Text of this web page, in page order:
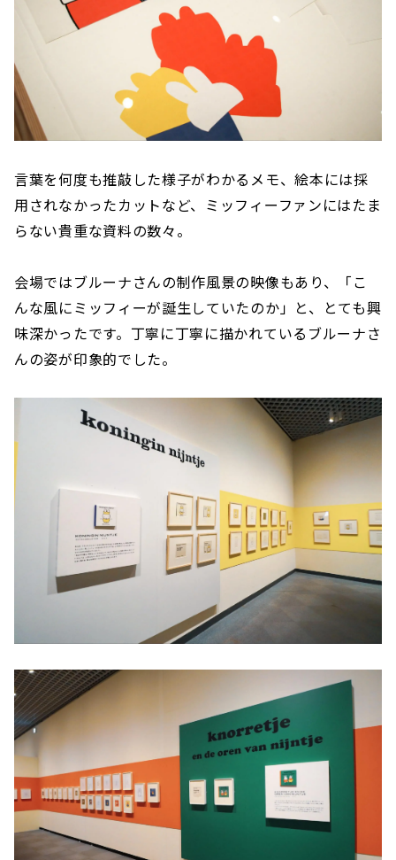
言葉を何度も推敲した様子がわかるメモ、絵本には採
用されなかったカットなど、ミッフィーファンにはたま
らない貴重な資料の数々。
会場ではブルーナさんの制作風景の映像もあり、「こ
んな風にミッフィーが誕生していたのか」と、とても興
味深かったです。丁寧に丁寧に描かれているブルーナさ
んの姿が印象的でした。